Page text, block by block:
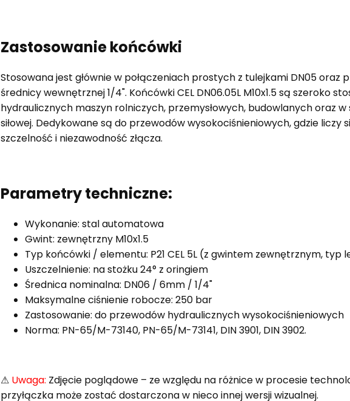
Zastosowanie końcówki
Stosowana jest głównie w połączeniach prostych z tulejkami DN05 oraz
średnicy wewnętrznej 1/4". Końcówki CEL DN06.05L M10x1.5 są szeroko
hydraulicznych maszyn rolniczych, przemysłowych, budowlanych oraz
siłowej. Dedykowane są do przewodów wysokociśnieniowych, gdzie liczy
szczelność i niezawodność złącza.
Parametry techniczne:
Wykonanie: stal automatowa
Gwint: zewnętrzny M10x1.5
Typ końcówki / elementu: P21 CEL 5L (z gwintem zewnętrznym, typ
Uszczelnienie: na stożku 24° z oringiem
Średnica nominalna: DN06 / 6mm / 1/4"
Maksymalne ciśnienie robocze: 250 bar
Zastosowanie: do przewodów hydraulicznych wysokociśnieniowych
Norma: PN-65/M-73140, PN-65/M-73141, DIN 3901, DIN 3902.
⚠ Uwaga: Zdjęcie poglądowe – ze względu na różnice w procesie
przyłączka może zostać dostarczona w nieco innej wersji wizualnej.